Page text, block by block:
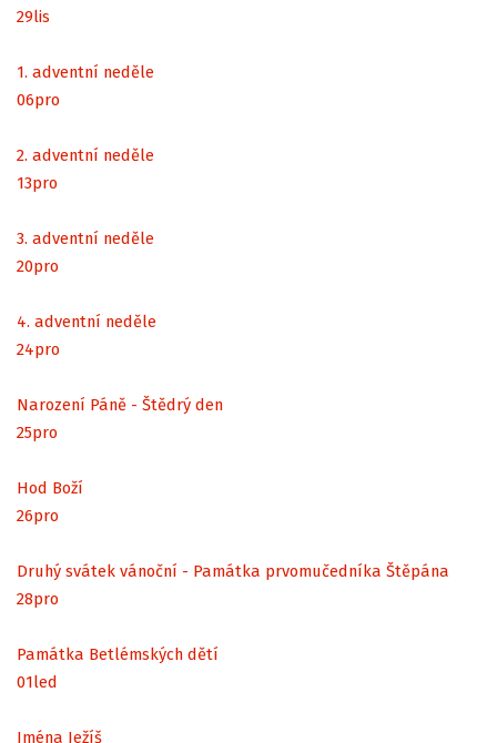
29lis
1. adventní neděle
06pro
2. adventní neděle
13pro
3. adventní neděle
20pro
4. adventní neděle
24pro
Narození Páně - Štědrý den
25pro
Hod Boží
26pro
Druhý svátek vánoční - Památka prvomučedníka Štěpána
28pro
Památka Betlémských dětí
01led
Jména Ježíš